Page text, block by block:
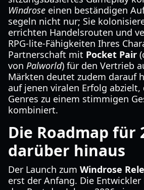
Windrose einen beständigen
segeln nicht nur; Sie
errichten Handelsrouten und
RPG-lite-Fähigkeiten Ihres
Partnerschaft mit Pocket Pair
von Palworld) für den Vertrieb
Märkten deutet zudem darauf
auf jenen viralen Erfolg abzielt,
Genres zu einem stimmigen
kombiniert.
Die Roadmap für
darüber hinaus
Der Launch zum Windrose
erst der Anfang. Die